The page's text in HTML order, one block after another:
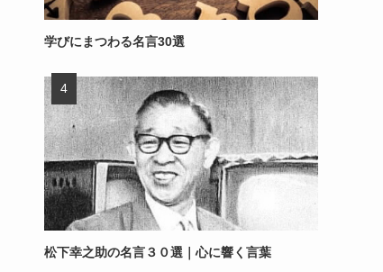
学びにまつわる名言30選
松下幸之助の名言３０選｜心に響く言葉